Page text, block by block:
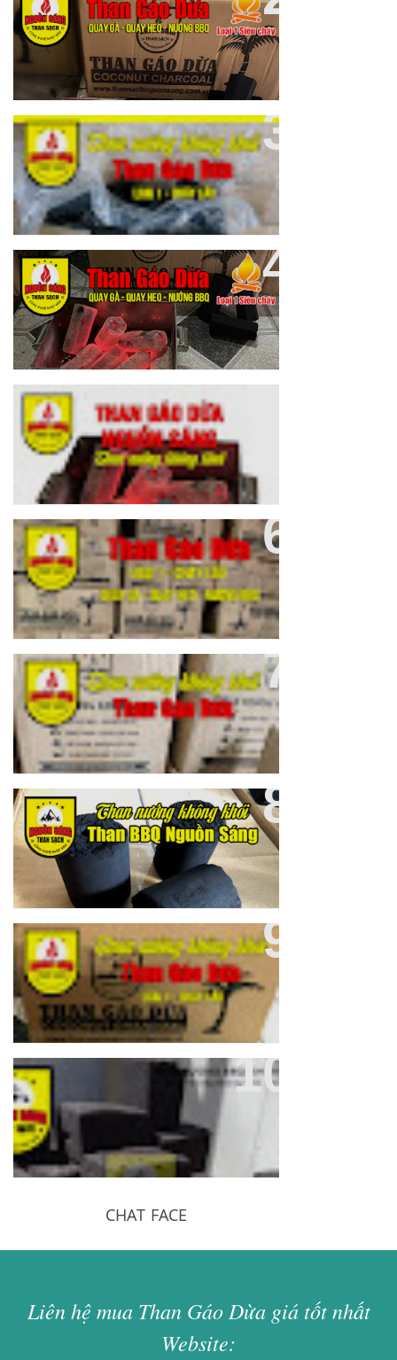
Cung Cấp Than Gáo Dừa Loại 1
Giá Sỉ Cho Nhà Hàng
Than Gáo Dừa Không Khói Giá Sỉ
Cho Nhà Hàng
Sản Xuất Than Gáo Dừa, THAN
GÁO DỪA NGUỒN SÁNG
Than Gáo Dừa Không Khói Quận
Gò Vấp
Than Gáo Dừa Không Khói Loại
1 Nguồn Sáng
THAN GÁO DỪA BẾN TRE
Than Nướng BBQ Không Khói
Nguồn Sáng
Than Gáo Dừa Loại 1 Nguồn
Sáng, Cháy Lâu 3-5 Giờ
Đại Lý Than Gáo Dừa, Than
Nướng BBQ Không Khói Tại
TP.HCM
CHAT FACE
Liên hệ mua Than Gáo Dừa giá tốt nhất
Website: